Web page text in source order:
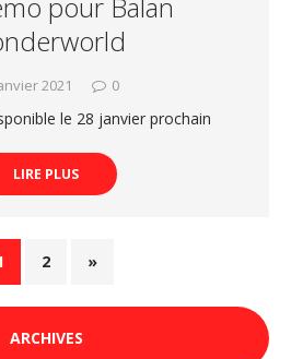
2021 0
le 28 janvier prochain
LIRE PLUS
2 »
ARCHIVES